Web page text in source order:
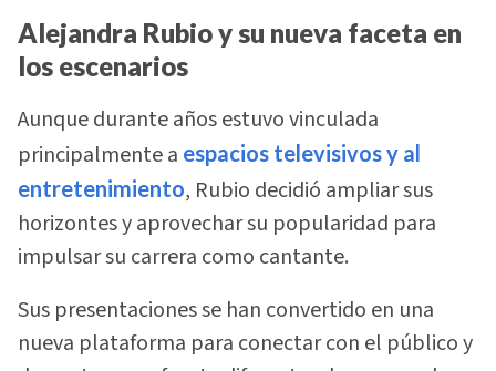
Alejandra Rubio y su nueva faceta en
los escenarios
Aunque durante años estuvo vinculada
principalmente a espacios televisivos y al
entretenimiento, Rubio decidió ampliar sus
horizontes y aprovechar su popularidad para
impulsar su carrera como cantante.
Sus presentaciones se han convertido en una
nueva plataforma para conectar con el público y